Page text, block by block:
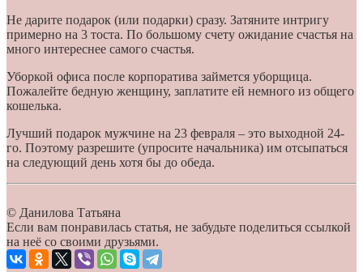
Не дарите подарок (или подарки) сразу. Затяните интригу
примерно на 3 тоста. По большому счету ожидание счастья на
много интереснее самого счастья.
Уборкой офиса после корпоратива займется уборщица.
Пожалейте бедную женщину, заплатите ей немного из общего
кошелька.
Лучший подарок мужчине на 23 февраля – это выходной 24-
го. Поэтому разрешите (упросите начальника) им отсыпаться
на следующий день хотя бы до обеда.
© Данилова Татьяна
Если вам понравилась статья, не забудьте поделиться ссылкой
на неё со своими друзьями.